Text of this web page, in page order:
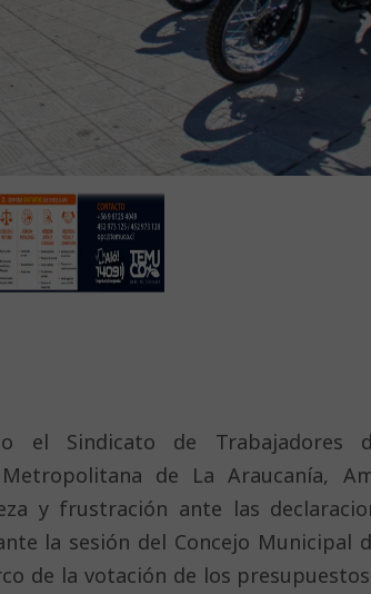
el Sindicato de Trabajadores
de La Araucanía,
y frustración ante las
la sesión del Concejo Municipal
de la votación de los